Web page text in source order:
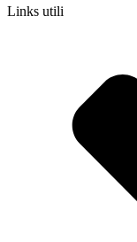
Links utili